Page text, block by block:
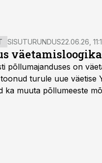
SISUTURUNDUS22.06.26,
põllumajanduses on
turule uue väetise
ka muuta põllumeeste